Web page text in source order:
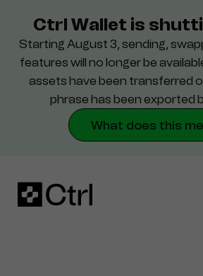
Ctrl Wallet is
Starting August 3, sending,
features will no longer be
assets have been transferred
phrase has been exported
What does this
Поддержка
Безопасность